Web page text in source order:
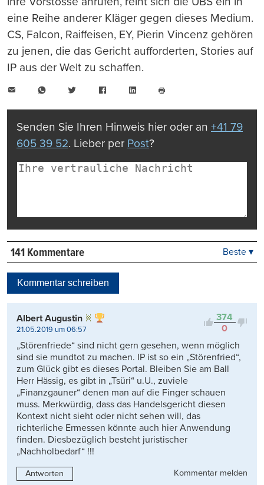
eine Reihe anderer Kläger gegen dieses Medium.
CS, Falcon, Raiffeisen, EY, Pierin Vincenz gehören
zu jenen, die das Gericht aufforderten, Stories auf
IP aus der Welt zu schaffen.
WhatsAppTwitter FacebookLinkedIn
drucken
Senden Sie Ihren Hinweis hier oder an +41 79
605 39 52. Lieber per Post?
141 Kommentare
Kontrovers
Beste ▾
Kommentar schreiben
374
0
Albert Augustin
21.05.2019 um 06:57
„Störenfriede“ sind nicht gern gesehen, wenn möglich
sind sie mundtot zu machen. IP ist so ein „Störenfried“,
zum Glück gibt es dieses Portal. Bleiben Sie am Ball
Herr Hässig, es gibt in „Tsüri“ u.U., zuviele
„Finanzgauner“ denen man auf die Finger schauen
muss. Merkwürdig, dass das Handelsgericht diesen
Kontext nicht sieht oder nicht sehen will, das
richterliche Ermessen könnte auch hier Anwendung
finden. Diesbezüglich besteht juristischer
„Nachholbedarf“ !!!
Antworten
Kommentar melden